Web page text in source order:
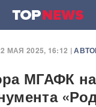
МАЯ 2025, 16:12 |
МГАФК